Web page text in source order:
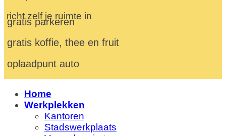
richt zelf je ruimte in
gratis parkeren
gratis koffie, thee en fruit
oplaadpunt auto
Home
Werkplekken
Kantoren
Stadswerkplaats